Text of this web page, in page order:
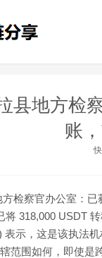
县地方检
账
检察官办公室：已
将 318,000 USDT
表示，这是该执法
范围如何，即使是